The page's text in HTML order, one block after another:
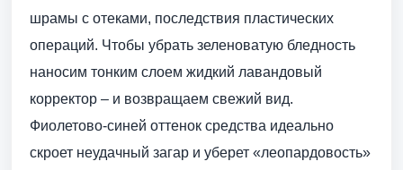
шрамы с отеками, последствия пластических
операций. Чтобы убрать зеленоватую бледность
наносим тонким слоем жидкий лавандовый
корректор – и возвращаем свежий вид.
Фиолетово-синей оттенок средства идеально
скроет неудачный загар и уберет «леопардовость»